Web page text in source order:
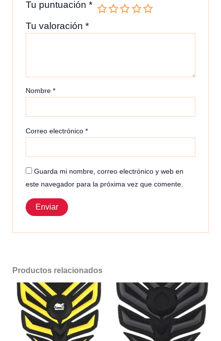
Tu puntuación*
Tu valoración*
Nombre*
Correo electrónico*
Guarda mi nombre, correo electrónico y web en
este navegador para la próxima vez que comente.
Productos relacionados